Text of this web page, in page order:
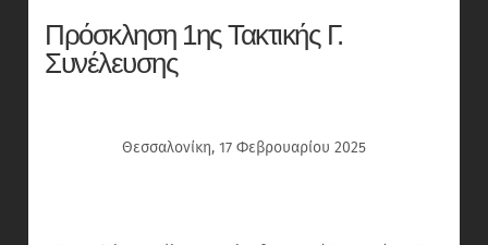
Πρόσκληση 1ης Τακτικής Γ.
Συνέλευσης
Θεσσαλονίκη, 17 Φεβρουαρίου 2025